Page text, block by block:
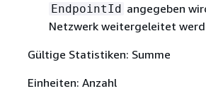
EndpointId angegeben
Netzwerk weitergeleitet
Gültige Statistiken: Summe
Einheiten: Anzahl